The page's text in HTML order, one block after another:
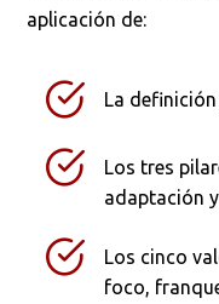
aplicación de:
La
Los tres
adaptación
Los cinco
foco,